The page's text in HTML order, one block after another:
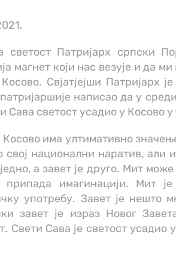
светост Патријарх српски
магнет који нас везује и да
Свјатјејши Патријарх
написао да у
Сава светост усадио у Косово
Косово има ултимативно
свој национални наратив, али
а завет је друго. Мит
припада имагинацији. Мит
употребу. Завет је нешто
завет је израз Новог
Свети Сава је светост